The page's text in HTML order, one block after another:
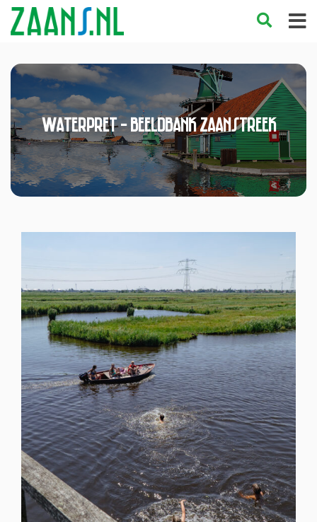
Waterpret - Beeldbank Zaanstreek